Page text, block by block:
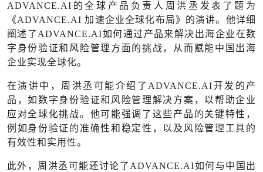
ADVANCE.AI的全球产品负责人周洪丞发表了题为
《ADVANCE.AI 加速企业全球化布局》的演讲。他详细
阐述了ADVANCE.AI如何通过产品来解决出海企业在数
字身份验证和风险管理方面的挑战，从而赋能中国出海
企业实现全球化。
在演讲中，周洪丞可能介绍了ADVANCE.AI开发的产
品，如数字身份验证和风险管理解决方案，以帮助企业
应对全球化挑战。他可能强调了这些产品的关键特性，
例如身份验证的准确性和稳定性，以及风险管理工具的
有效性和实用性。
此外，周洪丞可能还讨论了ADVANCE.AI如何与中国出